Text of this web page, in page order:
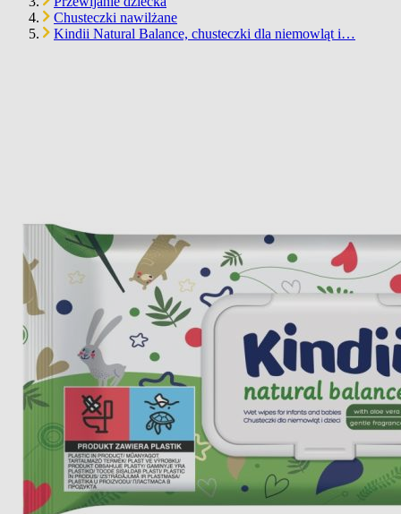
Chusteczki nawilżane
Kindii Natural Balance, chusteczki dla niemowląt i…